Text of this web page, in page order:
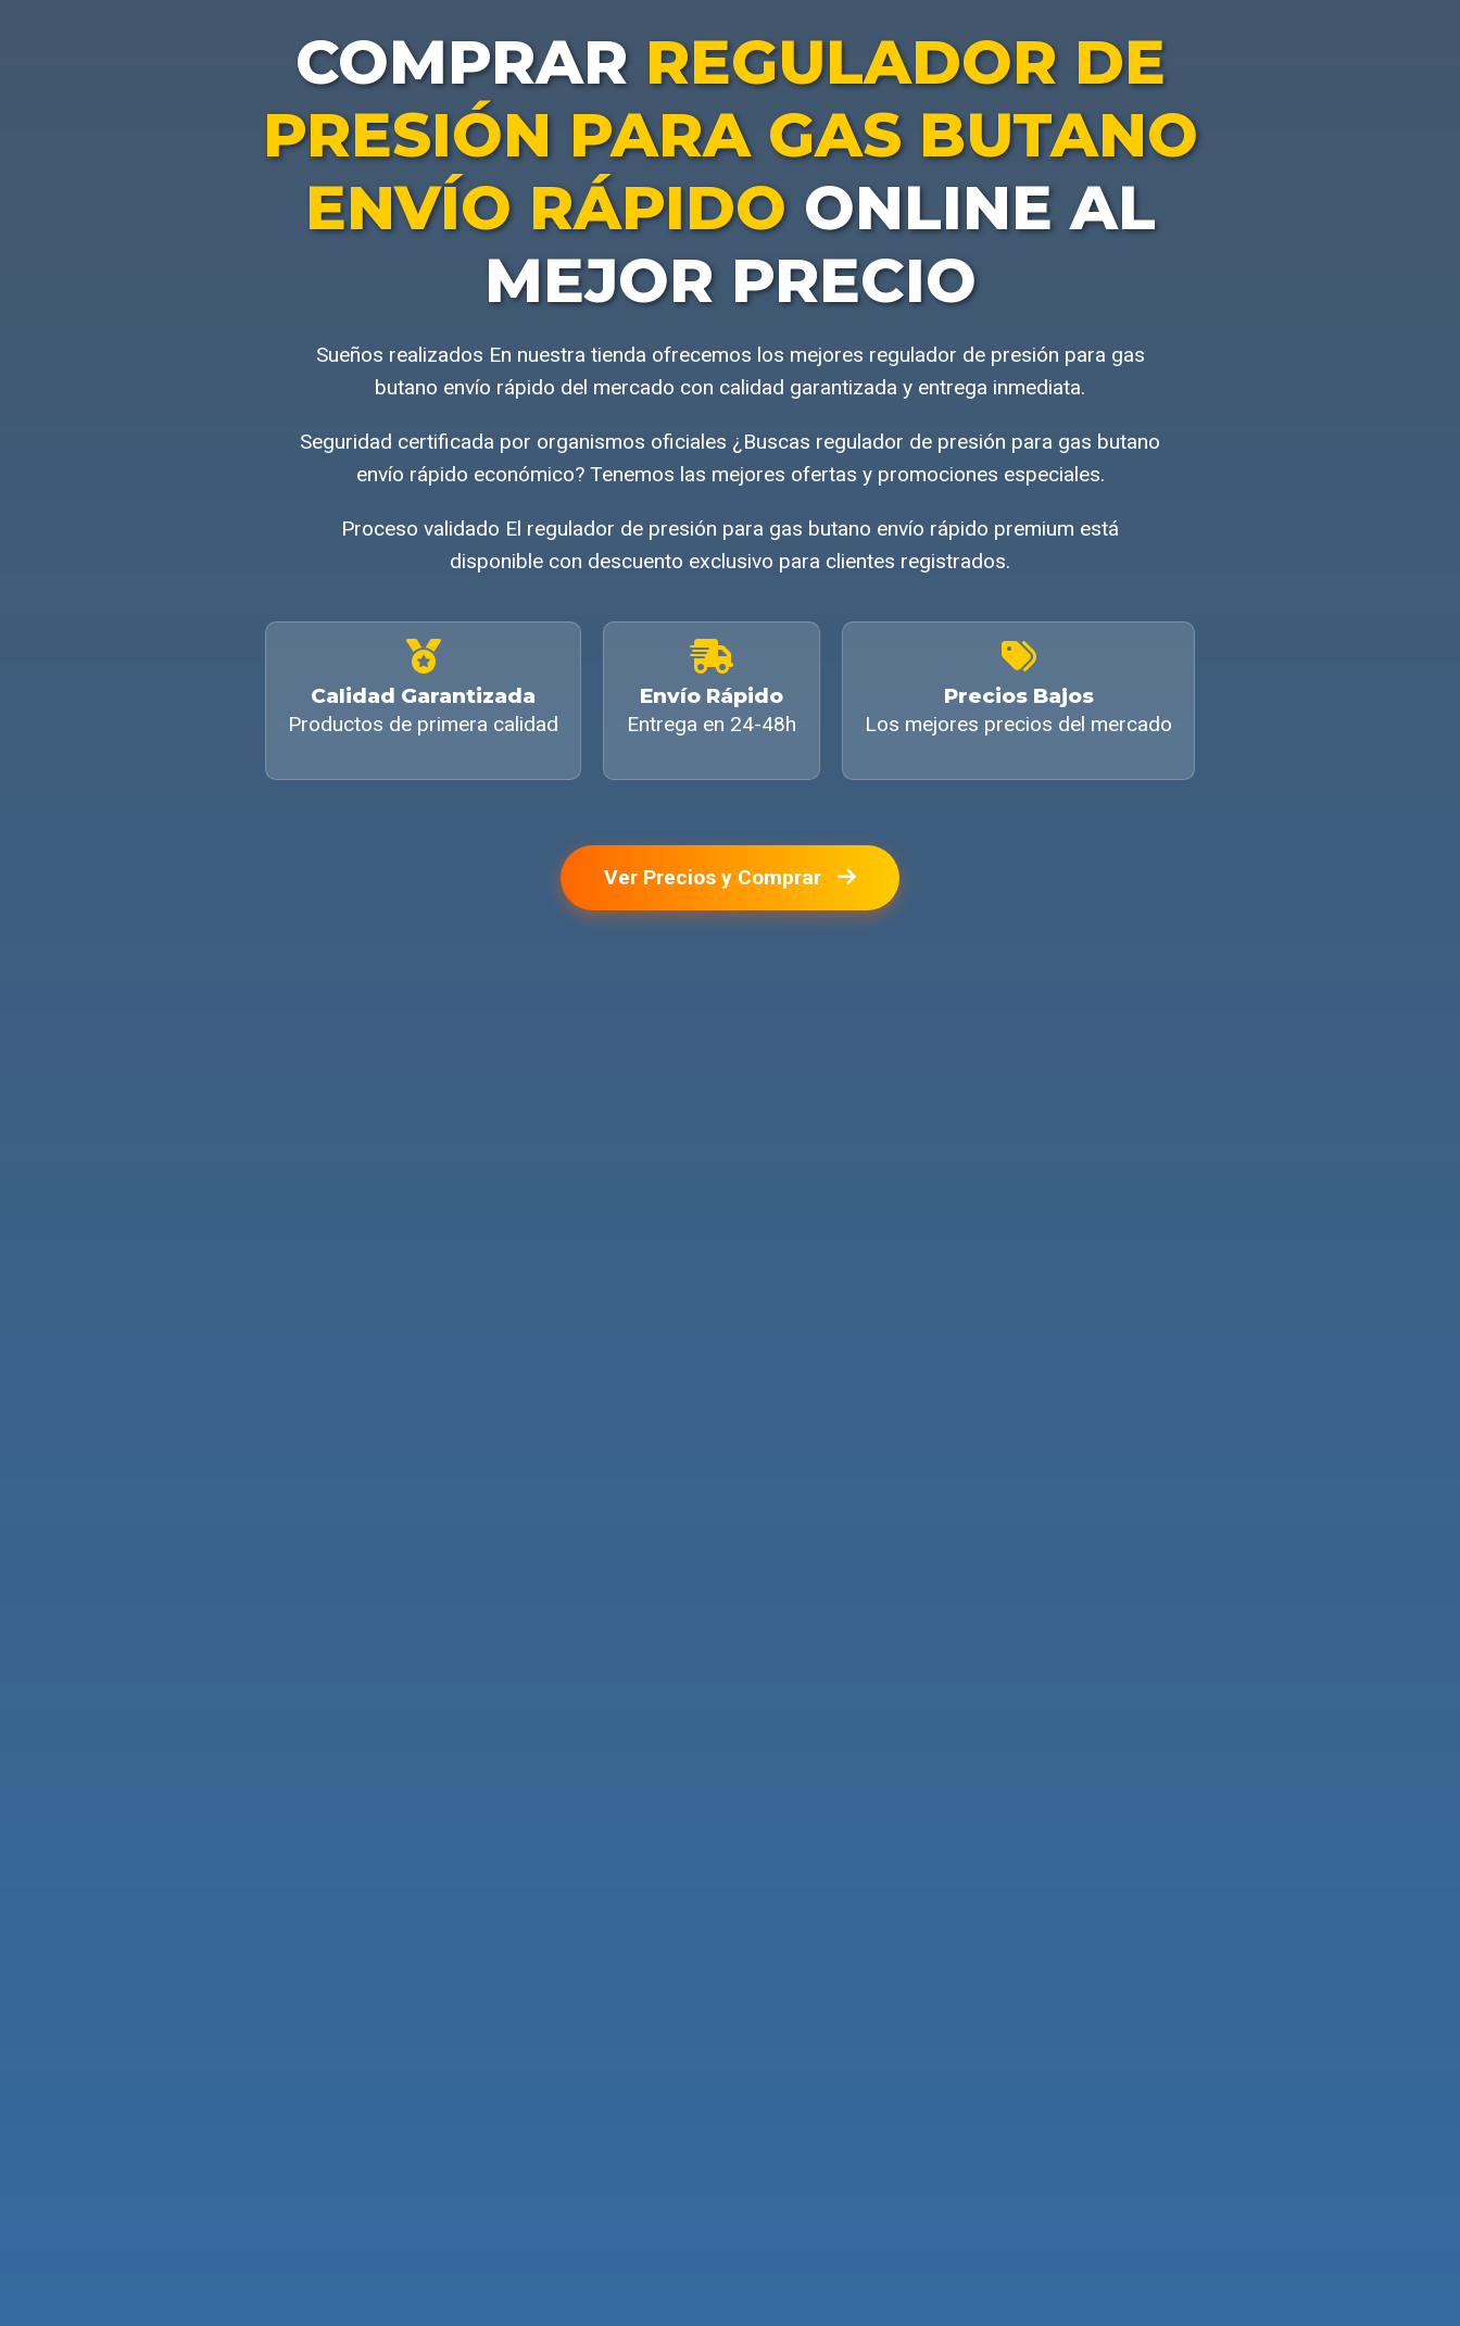
COMPRAR REGULADOR DE
PRESIÓN PARA GAS BUTANO
ENVÍO RÁPIDOONLINE AL
MEJOR PRECIO
Sueños realizados En nuestra tienda ofrecemos los mejores regulador de presión para gas
butano envío rápido del mercado con calidad garantizada y entrega inmediata.
Seguridad certificada por organismos oficiales ¿Buscas regulador de presión para gas butano
envío rápido económico? Tenemos las mejores ofertas y promociones especiales.
Proceso validado El regulador de presión para gas butano envío rápido premium está
disponible con descuento exclusivo para clientes registrados.
Calidad Garantizada
Productos de primera calidad
Envío Rápido
Entrega en 24-48h
Precios Bajos
Los mejores precios del mercado
Ver Precios y Comprar